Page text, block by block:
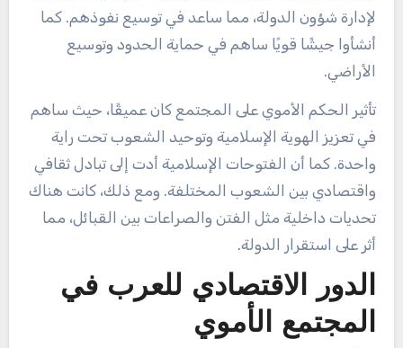
لإدارة شؤون الدولة، مما ساعد في توسيع نفوذهم. كما
أنشأوا جيشًا قويًا ساهم في حماية الحدود وتوسيع
الأراضي.
تأثير الحكم الأموي على المجتمع كان عميقًا، حيث ساهم
في تعزيز الهوية الإسلامية وتوحيد الشعوب تحت راية
واحدة. كما أن الفتوحات الإسلامية أدت إلى تبادل ثقافي
واقتصادي بين الشعوب المختلفة. ومع ذلك، كانت هناك
تحديات داخلية مثل الفتن والصراعات بين القبائل، مما
أثر على استقرار الدولة.
الدور الاقتصادي للعرب في
المجتمع الأموي